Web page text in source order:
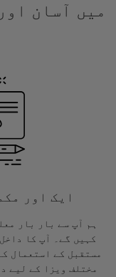
میں آسان
ایک اور
ہم آپ سے بار بار
کہیں گے۔ آپ کا
مستقبل کے استعمال
مختلف ویزا کے لیے